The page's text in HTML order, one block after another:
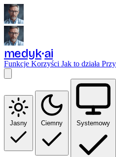
medyk ai
Funkcje Korzyści Jak to działa
Jasny Ciemny Systemowy